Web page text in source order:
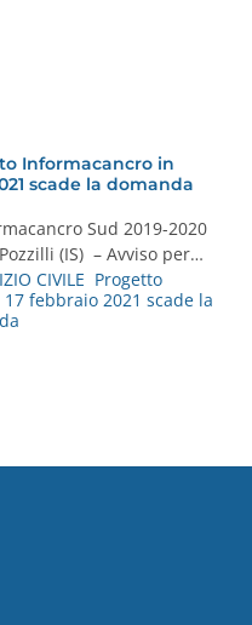
Informacancro in
scade la domanda
Sud 2019-2020
(IS) – Avviso per…
CIVILE Progetto
febbraio 2021 scade la